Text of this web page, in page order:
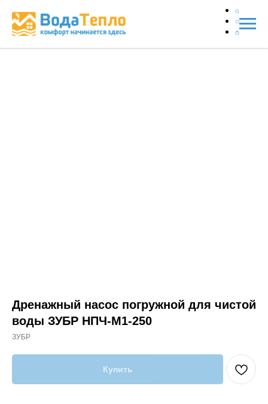
Дренажный насос погружной для чистой
воды ЗУБР НПЧ-М1-250
ЗУБР
Купить